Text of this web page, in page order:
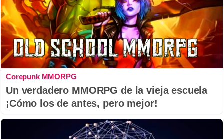
Corepunk MMORPG
Un verdadero MMORPG de la vieja escuela
¡Cómo los de antes, pero mejor!